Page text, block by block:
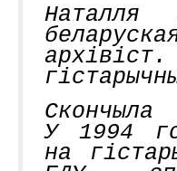
Наталля
У 1994
на